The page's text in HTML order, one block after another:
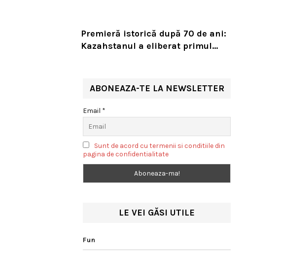
Premieră istorică după 70 de ani:
Kazahstanul a eliberat primul
habitatul său natural
ABONEAZA-TE LA NEWSLETTER
Email *
Sunt de acord cu termenii si conditiile din
pagina de confidentialitate
LE VEI GĂSI UTILE
Fun